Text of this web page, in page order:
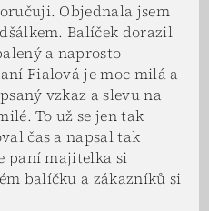
Objednala jsem
Balíček dorazil
a naprosto
Fialová je moc milá a
vzkaz a slevu na
To už se jen tak
čas a napsal tak
paní majitelka si
balíčku a zákazníků si